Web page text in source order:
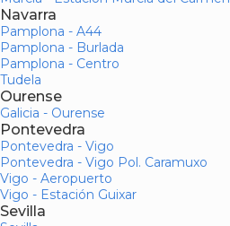
Navarra
Pamplona - A44
Pamplona - Burlada
Pamplona - Centro
Tudela
Ourense
Galicia - Ourense
Pontevedra
Pontevedra - Vigo
Pontevedra - Vigo Pol. Caramuxo
Vigo - Aeropuerto
Vigo - Estación Guixar
Sevilla